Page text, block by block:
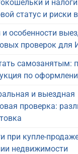
и
статус и риски
и особенности
проверок для
самозанятым:
по
и выездная
проверка:
при купле-
недвижимости